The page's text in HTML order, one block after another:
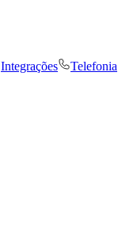
Integrações
Telefonia